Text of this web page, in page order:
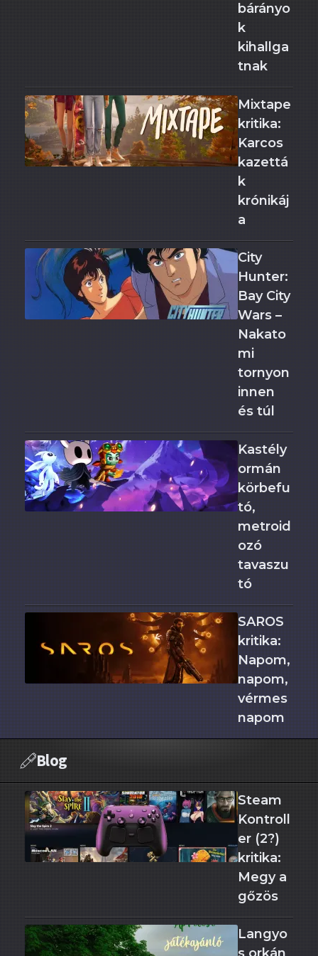
bárányo
k
kihallga
tnak
Mixtape
kritika:
Karcos
kazettá
k
krónikáj
a
City
Hunter:
Bay City
Wars –
Nakato
mi
tornyon
innen
és túl
Kastély
ormán
körbefu
tó,
metroid
ozó
tavaszu
tó
SAROS
kritika:
Napom,
napom,
vérmes
napom
Blog
Steam
Kontroll
er (2?)
kritika:
Megy a
gőzös
Langyo